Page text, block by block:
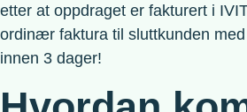
etter at oppdraget er fakturert i
ordinær faktura til sluttkunden
innen 3 dager!